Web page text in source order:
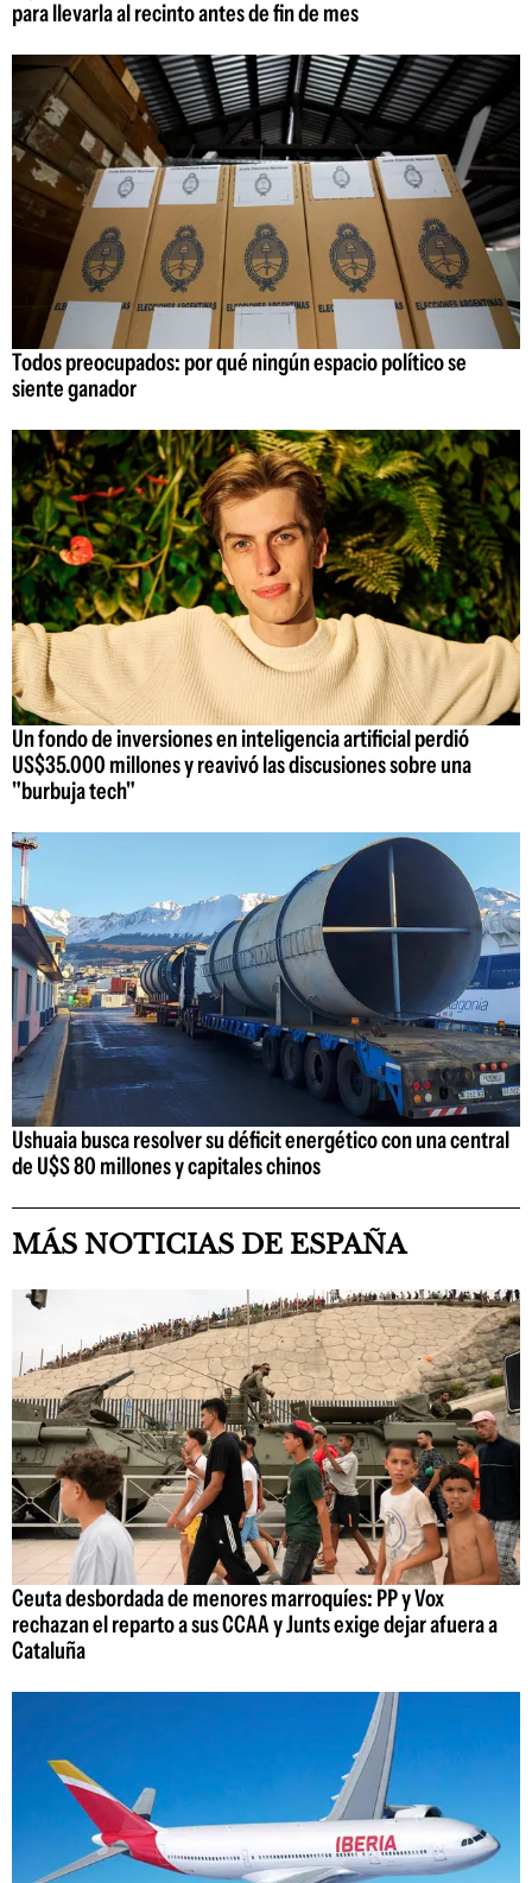
para llevarla al recinto antes de fin de mes
Todos preocupados: por qué ningún espacio político se
siente ganador
Un fondo de inversiones en inteligencia artificial perdió
US$35.000 millones y reavivó las discusiones sobre una
"burbuja tech"
Ushuaia busca resolver su déficit energético con una central
de U$S 80 millones y capitales chinos
MÁS NOTICIAS DE ESPAÑA
Ceuta desbordada de menores marroquíes: PP y Vox
rechazan el reparto a sus CCAA y Junts exige dejar afuera a
Cataluña